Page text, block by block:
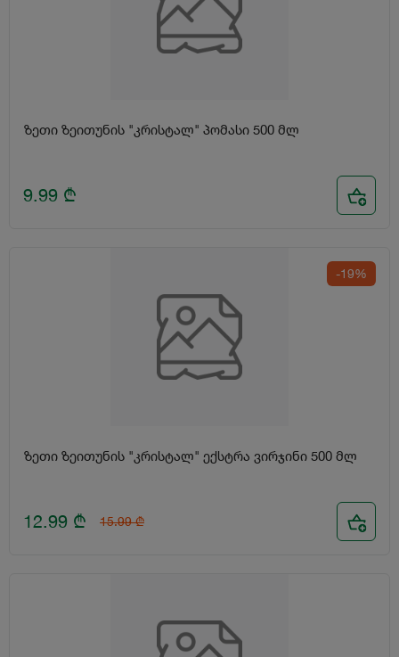
ზეთი ზეითუნის "კრისტალ" პომასი 500 მლ
9.99 ₾
-19%
ზეთი ზეითუნის "კრისტალ" ექსტრა ვირჯინი 500 მლ
12.99 ₾ 15.99 ₾